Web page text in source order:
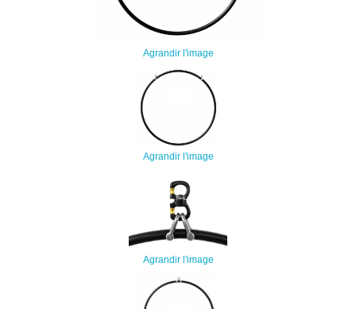
Agrandir l'image
Agrandir l'image
Agrandir l'image